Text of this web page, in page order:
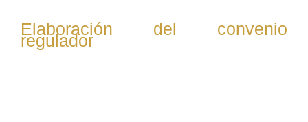
Elaboración del convenio
regulador